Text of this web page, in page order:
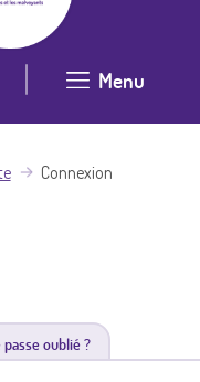
Menu
Connexion
oublié ?